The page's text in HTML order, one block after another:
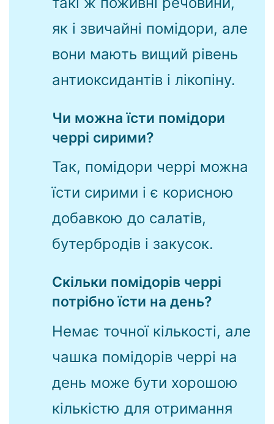
як і звичайні помідори, але
вони мають вищий рівень
антиоксидантів і лікопіну.
Чи можна їсти помідори
черрі сирими?
Так, помідори черрі можна
їсти сирими і є корисною
добавкою до салатів,
бутербродів і закусок.
Скільки помідорів черрі
потрібно їсти на день?
Немає точної кількості, але
чашка помідорів черрі на
день може бути хорошою
кількістю для отримання